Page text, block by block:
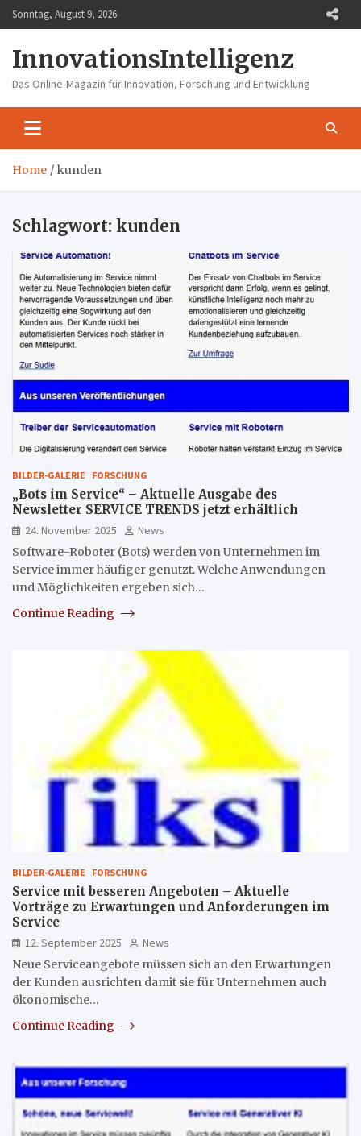
Skip
to
Sonntag, August 9, 2026
InnovationsIntelligenz
Das Online-Magazin für Innovation, Forschung und Entwicklung
Home kunden
Schlagwort: kunden
BILDER-GALERIE FORSCHUNG
„Bots im Service“ – Aktuelle Ausgabe des
Newsletter SERVICE TRENDS jetzt erhältlich
24. November 2025
News
Software-Roboter (Bots) werden von Unternehmen im
Service immer häufiger genutzt. Welche Anwendungen
und Möglichkeiten ergeben sich…
Continue Reading
BILDER-GALERIE FORSCHUNG
Service mit besseren Angeboten – Aktuelle
Vorträge zu Erwartungen und Anforderungen im
Service
12. September 2025
News
Neue Serviceangebote müssen sich an den Erwartungen
der Kunden ausrichten damit sie für Unternehmen auch
ökonomische…
Continue Reading